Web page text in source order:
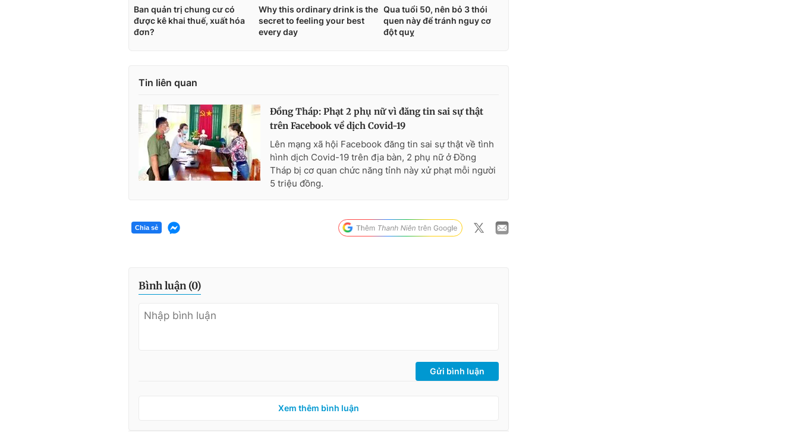
Tin liên quan
Đồng Tháp: Phạt 2 phụ nữ vì đăng tin sai sự thật
trên Facebook về dịch Covid-19
Lên mạng xã hội Facebook đăng tin sai sự thật về tình
hình dịch Covid-19 trên địa bàn, 2 phụ nữ ở Đồng
Tháp bị cơ quan chức năng tỉnh này xử phạt mỗi người
5 triệu đồng.
Chia sẻ
Bình luận (0)
Gửi bình luận
Xem thêm bình luận